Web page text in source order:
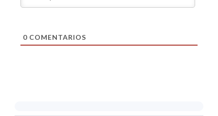
0COMENTARIOS